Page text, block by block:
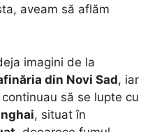
aveam să aflăm
imagini de la
din Novi Sad, iar
să se lupte cu
, situat în